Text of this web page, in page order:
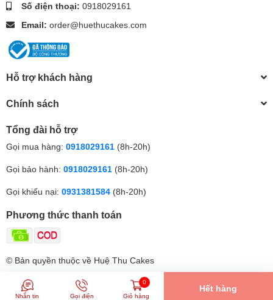
Số điện thoại: 0918029161
Email: order@huethucakes.com
Hỗ trợ khách hàng
Chính sách
Tổng đài hỗ trợ
Gọi mua hàng: 0918029161 (8h-20h)
Gọi bảo hành: 0918029161 (8h-20h)
Gọi khiếu nại: 0931381584 (8h-20h)
Phương thức thanh toán
© Bản quyền thuộc về Huệ Thu Cakes
Nhắn tin Gọi điện
0
Giỏ hàng
Hết hàng